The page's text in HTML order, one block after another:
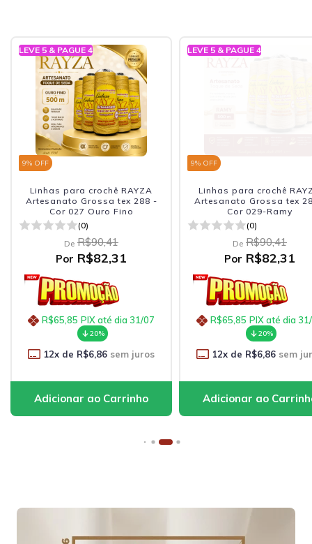
LEVE 5 & PAGUE 4
9% OFF
Linhas para crochê RAYZA
Artesanato Grossa tex 288 -
Cor 027 Ouro Fino
(0)
De R$90,41
Por R$82,31
R$65,85 PIX até dia 31/07
20%
12x de R$6,86 sem juros
LEVE 5 & PAGUE 4
9% OFF
Linhas para crochê
Artesanato Grossa tex
Cor 029-Ramy
(0)
De R$90,41
Por R$82,31
R$65,85 PIX até dia
20%
12x de R$6,86 sem